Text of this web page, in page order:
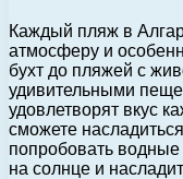
Каждый пляж в
атмосферу и
бухт до пляжей с
удивительными
удовлетворят вкус
сможете
попробовать водные
на солнце и